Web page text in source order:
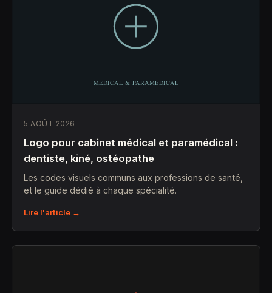
5 AOÛT 2026
Logo pour cabinet médical et paramédical :
dentiste, kiné, ostéopathe
Les codes visuels communs aux professions de santé,
et le guide dédié à chaque spécialité.
Lire l'article →